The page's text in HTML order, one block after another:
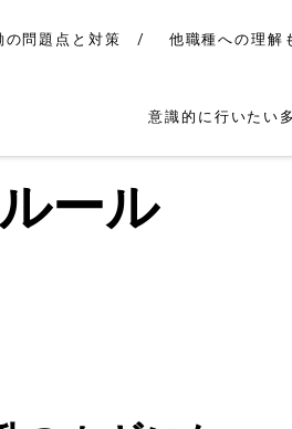
問題点と対策 他職種への理解
意識的に行いたい
ール